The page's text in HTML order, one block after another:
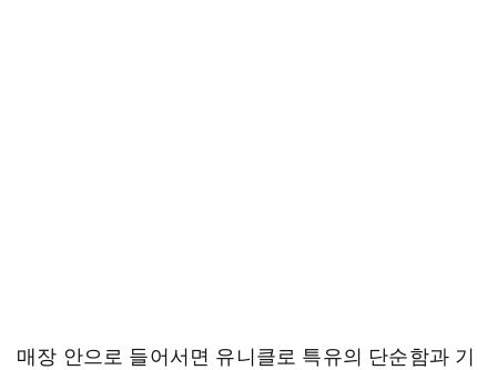
매장 안으로 들어서면 유니클로 특유의 단순함과 기